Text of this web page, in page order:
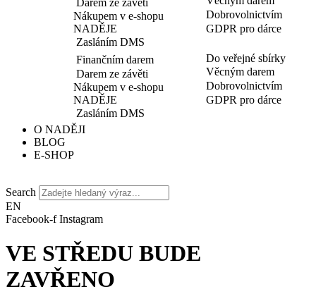
Darem ze závěti
Nákupem v e-shopu
NADĚJE
Zasláním DMS
Dobrovolnictvím
GDPR pro dárce
Finančním darem
Darem ze závěti
Nákupem v e-shopu
NADĚJE
Zasláním DMS
Do veřejné sbírky
Věcným darem
Dobrovolnictvím
GDPR pro dárce
O NADĚJI
BLOG
E-SHOP
Search
EN
Facebook-f Instagram
VE STŘEDU BUDE
ZAVŘENO